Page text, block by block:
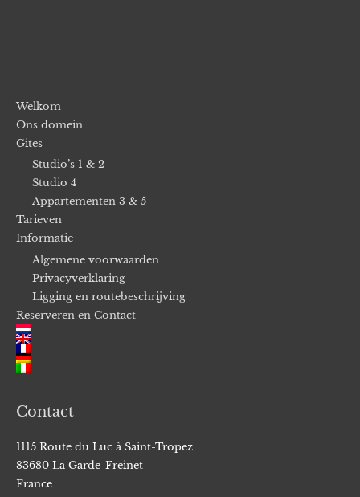
Welkom
Ons domein
Gites
Studio’s 1 & 2
Studio 4
Appartementen 3 & 5
Tarieven
Informatie
Algemene voorwaarden
Privacyverklaring
Ligging en routebeschrijving
Reserveren en Contact
Contact
1115 Route du Luc à Saint-Tropez
83680 La Garde-Freinet
France